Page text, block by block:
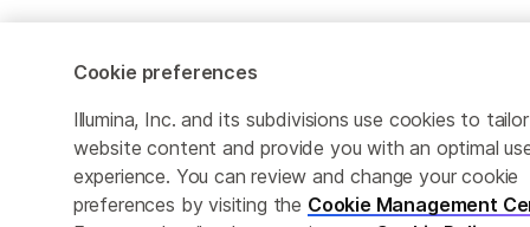
Cookie preferences
Illumina, Inc. and its subdivisions use cookies to tailor
website content and provide you with an optimal
experience. You can review and change your cookie
preferences by visiting the Cookie Management